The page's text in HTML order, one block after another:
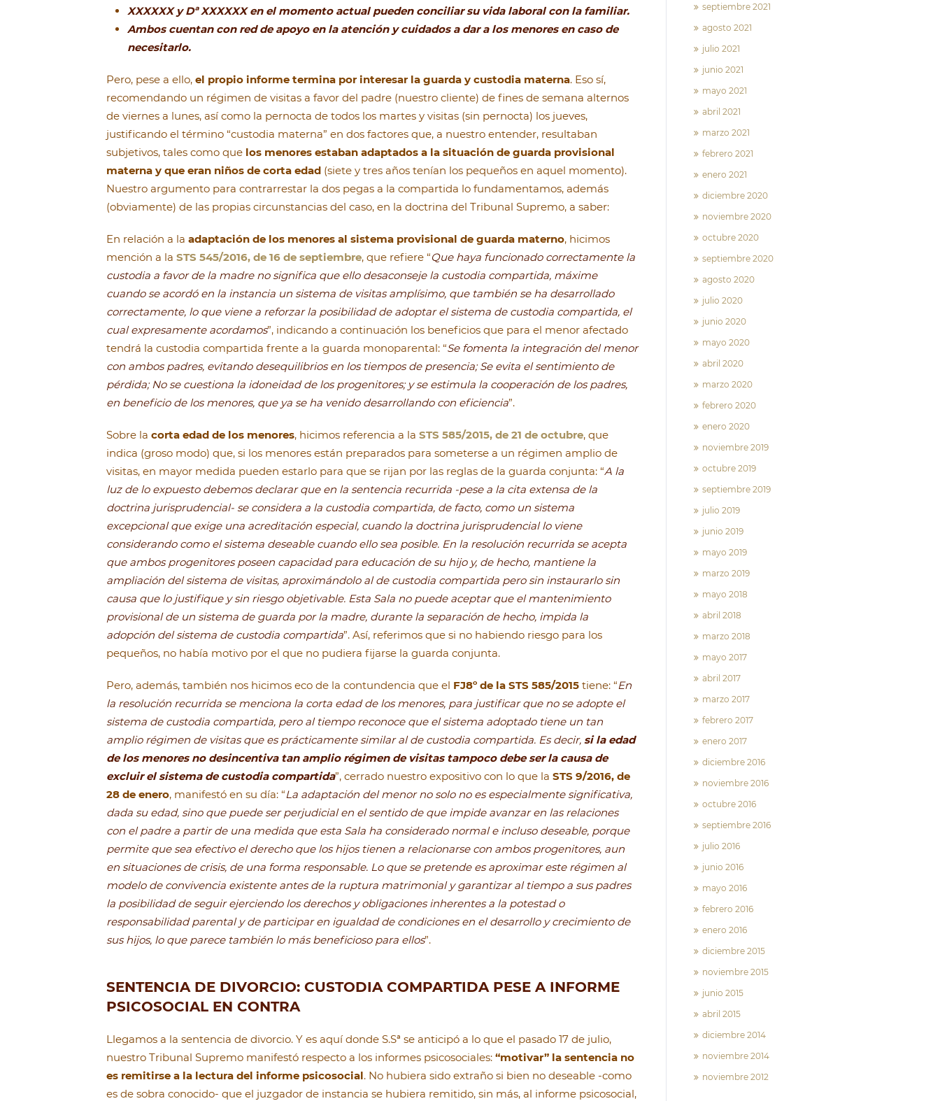
XXXXXX y Dª XXXXXX en el momento actual pueden conciliar su vida laboral con la familiar.
Ambos cuentan con red de apoyo en la atención y cuidados a dar a los menores en caso de
necesitarlo.
Pero, pese a ello, el propio informe termina por interesar la guarda y custodia materna. Eso sí,
recomendando un régimen de visitas a favor del padre (nuestro cliente) de fines de semana alternos
de viernes a lunes, así como la pernocta de todos los martes y visitas (sin pernocta) los jueves,
justificando el término “custodia materna” en dos factores que, a nuestro entender, resultaban
subjetivos, tales como que los menores estaban adaptados a la situación de guarda provisional
materna y que eran niños de corta edad (siete y tres años tenían los pequeños en aquel momento).
Nuestro argumento para contrarrestar la dos pegas a la compartida lo fundamentamos, además
(obviamente) de las propias circunstancias del caso, en la doctrina del Tribunal Supremo, a saber:
En relación a la adaptación de los menores al sistema provisional de guarda materno, hicimos
mención a la STS 545/2016, de 16 de septiembre, que refiere “Que haya funcionado correctamente la
custodia a favor de la madre no significa que ello desaconseje la custodia compartida, máxime
cuando se acordó en la instancia un sistema de visitas amplísimo, que también se ha desarrollado
correctamente, lo que viene a reforzar la posibilidad de adoptar el sistema de custodia compartida, el
cual expresamente acordamos”, indicando a continuación los beneficios que para el menor afectado
tendrá la custodia compartida frente a la guarda monoparental: “Se fomenta la integración del menor
con ambos padres, evitando desequilibrios en los tiempos de presencia; Se evita el sentimiento de
pérdida; No se cuestiona la idoneidad de los progenitores; y se estimula la cooperación de los padres,
en beneficio de los menores, que ya se ha venido desarrollando con eficiencia”.
Sobre la corta edad de los menores, hicimos referencia a la STS 585/2015, de 21 de octubre, que
indica (groso modo) que, si los menores están preparados para someterse a un régimen amplio de
visitas, en mayor medida pueden estarlo para que se rijan por las reglas de la guarda conjunta: “A la
luz de lo expuesto debemos declarar que en la sentencia recurrida -pese a la cita extensa de la
doctrina jurisprudencial- se considera a la custodia compartida, de facto, como un sistema
excepcional que exige una acreditación especial, cuando la doctrina jurisprudencial lo viene
considerando como el sistema deseable cuando ello sea posible. En la resolución recurrida se acepta
que ambos progenitores poseen capacidad para educación de su hijo y, de hecho, mantiene la
ampliación del sistema de visitas, aproximándolo al de custodia compartida pero sin instaurarlo sin
causa que lo justifique y sin riesgo objetivable. Esta Sala no puede aceptar que el mantenimiento
provisional de un sistema de guarda por la madre, durante la separación de hecho, impida la
adopción del sistema de custodia compartida”. Así, referimos que si no habiendo riesgo para los
pequeños, no había motivo por el que no pudiera fijarse la guarda conjunta.
Pero, además, también nos hicimos eco de la contundencia que el FJ8º de la STS 585/2015 tiene: “En
la resolución recurrida se menciona la corta edad de los menores, para justificar que no se adopte el
sistema de custodia compartida, pero al tiempo reconoce que el sistema adoptado tiene un tan
amplio régimen de visitas que es prácticamente similar al de custodia compartida. Es decir, si la edad
de los menores no desincentiva tan amplio régimen de visitas tampoco debe ser la causa de
excluir el sistema de custodia compartida”, cerrado nuestro expositivo con lo que la STS 9/2016, de
28 de enero, manifestó en su día: “La adaptación del menor no solo no es especialmente significativa,
dada su edad, sino que puede ser perjudicial en el sentido de que impide avanzar en las relaciones
con el padre a partir de una medida que esta Sala ha considerado normal e incluso deseable, porque
permite que sea efectivo el derecho que los hijos tienen a relacionarse con ambos progenitores, aun
en situaciones de crisis, de una forma responsable. Lo que se pretende es aproximar este régimen al
modelo de convivencia existente antes de la ruptura matrimonial y garantizar al tiempo a sus padres
la posibilidad de seguir ejerciendo los derechos y obligaciones inherentes a la potestad o
responsabilidad parental y de participar en igualdad de condiciones en el desarrollo y crecimiento de
sus hijos, lo que parece también lo más beneficioso para ellos”.
SENTENCIA DE DIVORCIO: CUSTODIA COMPARTIDA PESE A INFORME
PSICOSOCIAL EN CONTRA
Llegamos a la sentencia de divorcio. Y es aquí donde S.Sª se anticipó a lo que el pasado 17 de julio,
nuestro Tribunal Supremo manifestó respecto a los informes psicosociales: “motivar” la sentencia no
es remitirse a la lectura del informe psicosocial. No hubiera sido extraño si bien no deseable -como
es de sobra conocido- que el juzgador de instancia se hubiera remitido, sin más, al informe psicosocial,
septiembre 2021
agosto 2021
julio 2021
junio 2021
mayo 2021
abril 2021
marzo 2021
febrero 2021
enero 2021
diciembre 2020
noviembre 2020
octubre 2020
septiembre 2020
agosto 2020
julio 2020
junio 2020
mayo 2020
abril 2020
marzo 2020
febrero 2020
enero 2020
noviembre 2019
octubre 2019
septiembre 2019
julio 2019
junio 2019
mayo 2019
marzo 2019
mayo 2018
abril 2018
marzo 2018
mayo 2017
abril 2017
marzo 2017
febrero 2017
enero 2017
diciembre 2016
noviembre 2016
octubre 2016
septiembre 2016
julio 2016
junio 2016
mayo 2016
febrero 2016
enero 2016
diciembre 2015
noviembre 2015
junio 2015
abril 2015
diciembre 2014
noviembre 2014
noviembre 2012